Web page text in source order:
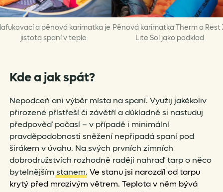
a pěnová karimatka je
jistota spaní v teple
Pěnová karimatka Therm a Rest
Lite Sol jako podklad
Kde a jak spát?
Nepodceň ani výběr místa na spaní. Využij jakékoliv
přirozené přístřeší či závětří a důkladně si nastuduj
předpověď počasí – v případě i minimální
pravděpodobnosti sněžení nepřipadá spaní pod
širákem v úvahu. Na svých prvních zimních
dobrodružstvích rozhodně raději nahraď tarp o něco
bytelnějším stanem. Ve stanu jsi narozdíl od tarpu
krytý před mrazivým větrem. Teplota v něm bývá